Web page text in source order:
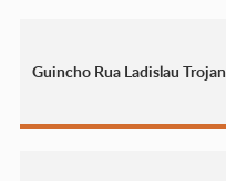
Guincho Rua Ladislau Trojan